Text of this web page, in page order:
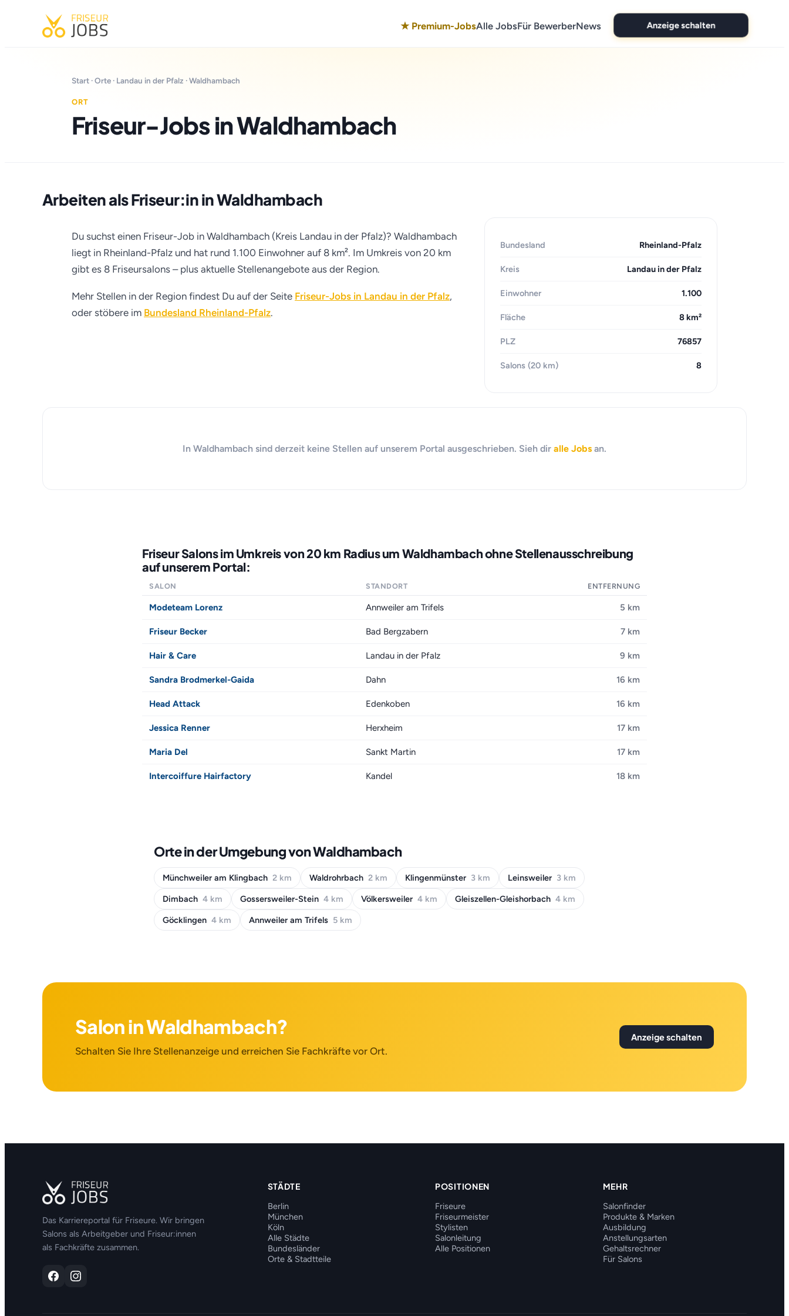
★ Premium-JobsAlle JobsFür BewerberNews Anzeige schalten
Start ·Orte · Landau in der Pfalz · Waldhambach
ORT
Friseur-Jobs in Waldhambach
Arbeiten als Friseur:in in Waldhambach
Du suchst einen Friseur-Job in Waldhambach (Kreis Landau in der Pfalz)? Waldhambach
liegt in Rheinland-Pfalz und hat rund 1.100 Einwohner auf 8 km². Im Umkreis von 20 km
gibt es 8 Friseursalons – plus aktuelle Stellenangebote aus der Region.
Mehr Stellen in der Region findest Du auf der Seite Friseur-Jobs in Landau in der Pfalz,
oder stöbere im Bundesland Rheinland-Pfalz.
Bundesland Rheinland-Pfalz
Kreis Landau in der Pfalz
Einwohner 1.100
Fläche 8 km²
PLZ 76857
Salons (20 km) 8
In Waldhambach sind derzeit keine Stellen auf unserem Portal ausgeschrieben. Sieh dir alle Jobs an.
Friseur Salons im Umkreis von 20 km Radius um Waldhambach ohne Stellenausschreibung
auf unserem Portal:
SALON STANDORT ENTFERNUNG
Modeteam Lorenz Annweiler am Trifels 5 km
Friseur Becker Bad Bergzabern 7 km
Hair & Care Landau in der Pfalz 9 km
Sandra Brodmerkel-Gaida Dahn 16 km
Head Attack Edenkoben 16 km
Jessica Renner Herxheim 17 km
Maria Del Sankt Martin 17 km
Intercoiffure Hairfactory Kandel 18 km
Orte in der Umgebung von Waldhambach
Münchweiler am Klingbach 2 km Waldrohrbach 2 km Klingenmünster 3 km Leinsweiler 3 km
Dimbach 4 km Gossersweiler-Stein 4 km Völkersweiler 4 km Gleiszellen-Gleishorbach 4 km
Göcklingen 4 km Annweiler am Trifels 5 km
Salon in Waldhambach?
Schalten Sie Ihre Stellenanzeige und erreichen Sie Fachkräfte vor Ort.
Anzeige schalten
Das Karriereportal für Friseure. Wir bringen
Salons als Arbeitgeber und Friseur:innen
als Fachkräfte zusammen.
STÄDTE
Berlin
München
Köln
Alle Städte
Bundesländer
Orte & Stadtteile
POSITIONEN
Friseure
Friseurmeister
Stylisten
Salonleitung
Alle Positionen
MEHR
Salonfinder
Produkte & Marken
Ausbildung
Anstellungsarten
Gehaltsrechner
Für Salons